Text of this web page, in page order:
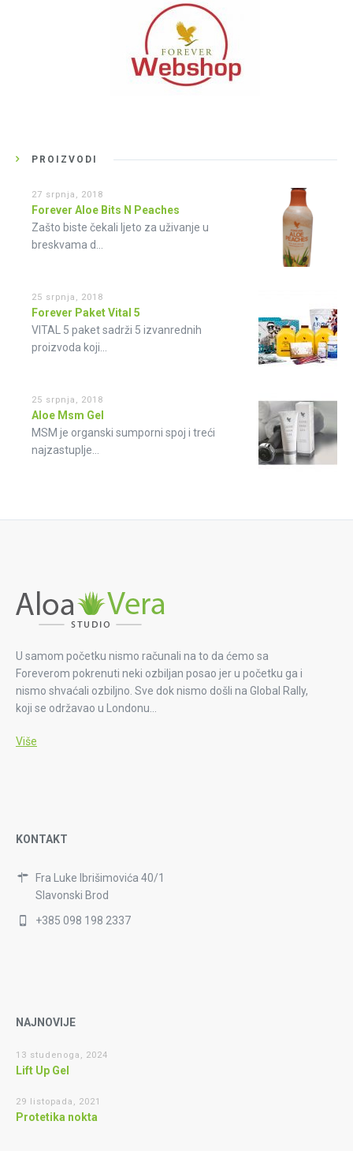
PROIZVODI
27 srpnja, 2018
Forever Aloe Bits N Peaches
Zašto biste čekali ljeto za uživanje u
breskvama d...
25 srpnja, 2018
Forever Paket Vital 5
VITAL 5 paket sadrži 5 izvanrednih
proizvoda koji...
25 srpnja, 2018
Aloe Msm Gel
MSM je organski sumporni spoj i treći
najzastuplje...
U samom početku nismo računali na to da ćemo sa
Foreverom pokrenuti neki ozbiljan posao jer u početku ga i
nismo shvaćali ozbiljno. Sve dok nismo došli na Global Rally,
koji se održavao u Londonu…
Više
KONTAKT
Fra Luke Ibrišimovića 40/1
Slavonski Brod
+385 098 198 2337
NAJNOVIJE
13 studenoga, 2024
Lift Up Gel
29 listopada, 2021
Protetika nokta